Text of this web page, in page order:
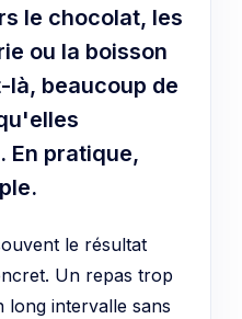
le chocolat, les
ou la boisson
là, beaucoup de
En pratique,
le résultat
Un repas trop
long intervalle sans